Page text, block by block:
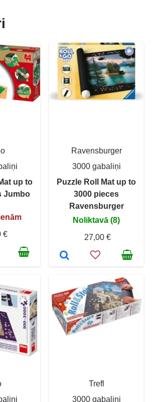
up to
Jumbo
€
Ravensburger
3000 gabaliņi
Puzzle Roll Mat up to
3000 pieces
Ravensburger
Noliktavā (8)
27,00 €
Trefl
3000 gabaliņi